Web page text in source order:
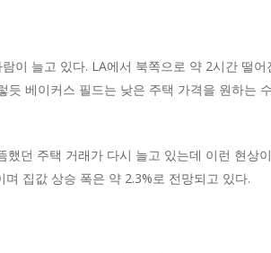
이 늘고 있다. LA에서 북쪽으로 약 2시간 떨
베이커스 필드는 낮은 주택 가격을 원하는
던 주택 거래가 다시 늘고 있는데 이런 현상
집값 상승 폭은 약 2.3%로 전망되고 있다.